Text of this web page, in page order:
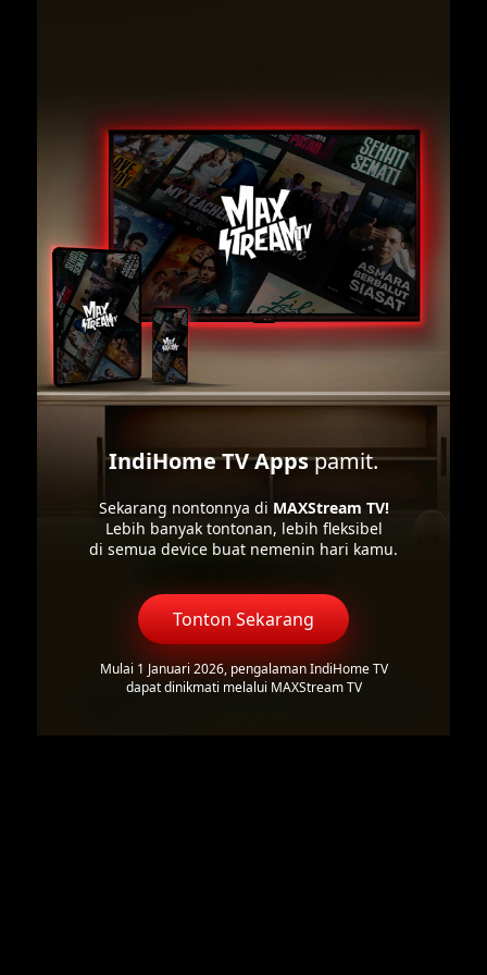
IndiHome TV Appspamit.
Sekarang nontonnya di MAXStream TV!
Lebih banyak tontonan, lebih fleksibel
di semua device buat nemenin hari kamu.
Tonton Sekarang
Mulai 1 Januari 2026, pengalaman IndiHome TV
dapat dinikmati melalui MAXStream TV